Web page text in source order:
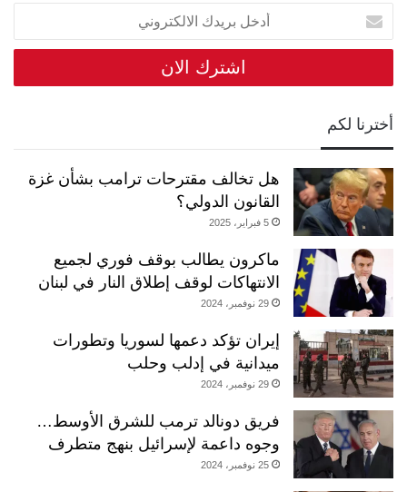
أدخل
بريدك
الالكتروني
أخترنا لكم
هل تخالف مقترحات ترامب بشأن غزة
القانون الدولي؟
5 فبراير، 2025
ماكرون يطالب بوقف فوري لجميع
الانتهاكات لوقف إطلاق النار في لبنان
29 نوفمبر، 2024
إيران تؤكد دعمها لسوريا وتطورات
ميدانية في إدلب وحلب
29 نوفمبر، 2024
فريق دونالد ترمب للشرق الأوسط…
وجوه داعمة لإسرائيل بنهج متطرف
25 نوفمبر، 2024